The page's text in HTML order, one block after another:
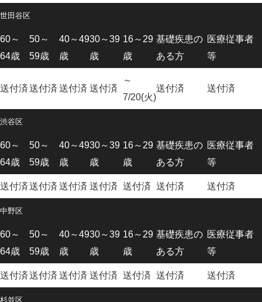
世田谷区
60～
64歳
50～
59歳
40～49
歳
30～39
歳
16～29
歳
基礎疾患の
ある方
医療従事者
等
送付済送付済 送付済 送付済
～
7/20(火)
送付済 送付済
渋谷区
60～
64歳
50～
59歳
40～49
歳
30～39
歳
16～29
歳
基礎疾患の
ある方
医療従事者
等
送付済送付済 送付済 送付済 送付済 送付済 送付済
中野区
60～
64歳
50～
59歳
40～49
歳
30～39
歳
16～29
歳
基礎疾患の
ある方
医療従事者
等
送付済送付済 送付済 送付済 送付済 送付済 送付済
杉並区